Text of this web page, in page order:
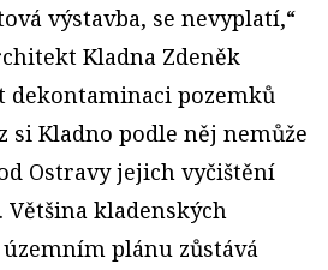
výstavba, se nevyplatí,“
Kladna Zdeněk
dekontaminaci pozemků
si Kladno podle něj nemůže
Ostravy jejich vyčištění
kladenských
plánu zůstává